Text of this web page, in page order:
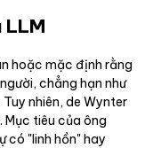
LLM
hoặc mặc định rằng
chẳng hạn như
nhiên, de Wynter
Mục tiêu của ông
có "linh hồn" hay